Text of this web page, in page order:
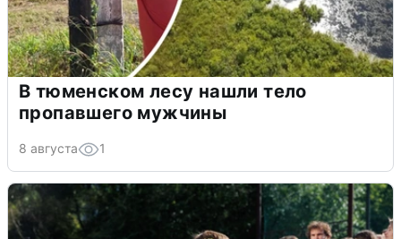
В тюменском лесу нашли тело
пропавшего мужчины
8 августа 1